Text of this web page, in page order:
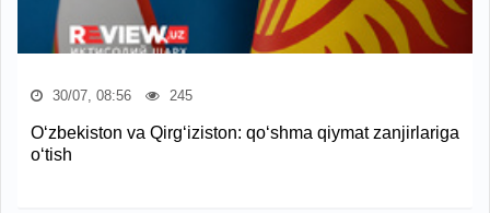
30/07, 08:56 245
O‘zbekiston va Qirg‘iziston: qo‘shma qiymat zanjirlariga
o‘tish